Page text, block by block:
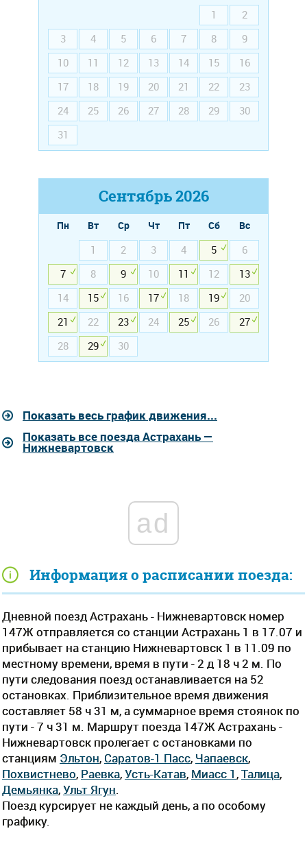
Информация о расписании поезда:
Дневной поезд Астрахань - Нижневартовск номер
147Ж отправляется со станции Астрахань 1 в 17.07 и
прибывает на станцию Нижневартовск 1 в 11.09 по
местному времени, время в пути - 2 д 18 ч 2 м. По
пути следования поезд останавливается на 52
остановках. Приблизительное время движения
составляет 58 ч 31 м, а суммарное время стоянок по
пути - 7 ч 31 м. Маршрут поезда 147Ж Астрахань -
Нижневартовск пролегает c остановками по
станциям Эльтон, Саратов-1 Пасс, Чапаевск,
Похвистнево, Раевка,Усть-Катав, Миасс 1 ,Талица,
Демьянка,Ульт Ягун
Поезд курсирует не каждый день, а по особому
графику.
1
2
3
4 5 6 7 8
9
10
11 12 13 14 15
16
17
18 19 20 21 22
23
24
25 26 27 28 29
30
31
Сентябрь2026
Пн Вт Ср Чт Пт Сб
Вс
1
2 3 4 5
6
7
8 9 10 11 12
13
14
15 16 17 18 19
20
21
22 23 24 25 26
27
28
29 30
Показать весь график движения...
Показать все поезда Астрахань —
Нижневартовск
ad